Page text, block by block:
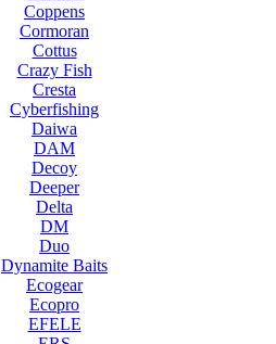
Coppens
Cormoran
Cottus
Crazy Fish
Cresta
Cyberfishing
Daiwa
DAM
Decoy
Deeper
Delta
DM
Duo
Dynamite Baits
Ecogear
Ecopro
EFELE